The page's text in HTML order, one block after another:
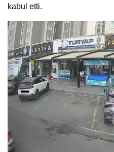
kabul etti.